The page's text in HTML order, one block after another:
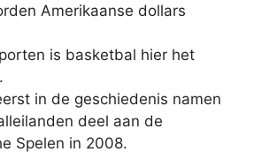
Amerikaanse dollars
is basketbal hier het
in de geschiedenis namen
deel aan de
Spelen in 2008.